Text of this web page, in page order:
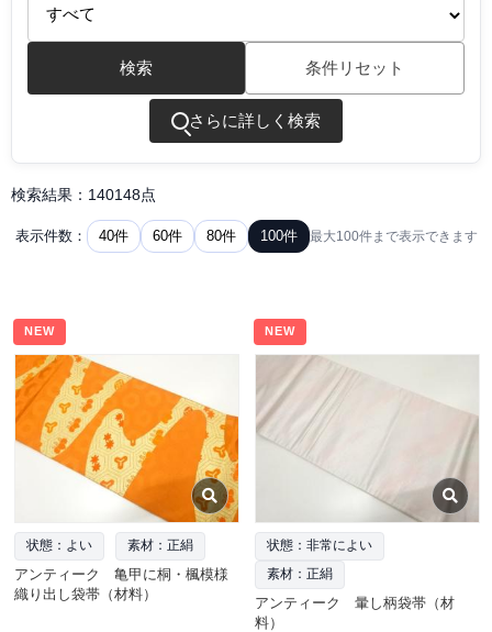
検索 条件リセット
さらに詳しく検索
検索結果：140148点
表示件数： 40件 60件 80件 100件 最大100件まで表示できます
NEW
状態：よい 素材：正絹
アンティーク 亀甲に桐・楓模様
織り出し袋帯（材料）
NEW
状態：非常によい
素材：正絹
アンティーク 暈し柄袋帯（材
料）